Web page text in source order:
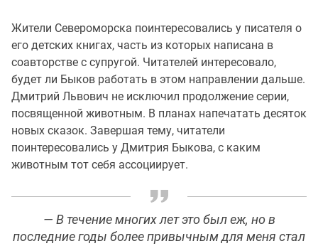
Жители Североморска поинтересовались у писателя о
его детских книгах, часть из которых написана в
соавторстве с супругой. Читателей интересовало,
будет ли Быков работать в этом направлении дальше.
Дмитрий Львович не исключил продолжение серии,
посвященной животным. В планах напечатать десяток
новых сказок. Завершая тему, читатели
поинтересовались у Дмитрия Быкова, с каким
животным тот себя ассоциирует.
— В течение многих лет это был еж, но в
последние годы более привычным для меня стал